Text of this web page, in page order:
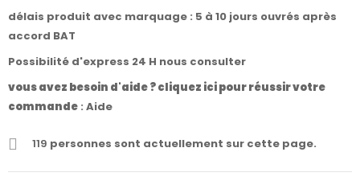
délais produit avec marquage : 5 à 10 jours ouvrés après
accord BAT
Possibilité d'express 24 H nous consulter
vous avez besoin d'aide ? cliquez ici pour réussir votre
commande : Aide
119 personnes sont actuellement sur cette page.